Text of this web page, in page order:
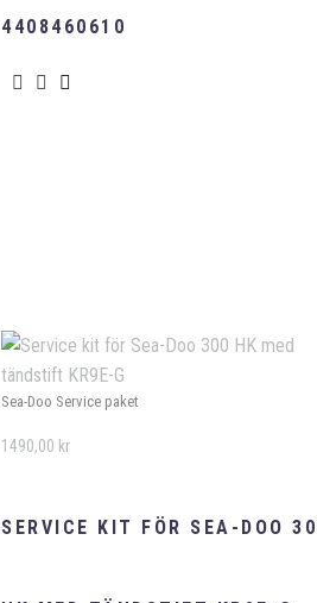
4408460610
Sea-Doo Service paket
SERVICE KIT FÖR SEA-DOO
1490,00 kr